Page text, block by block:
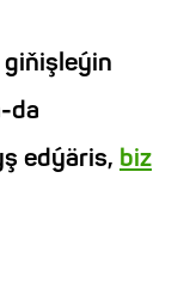
da
edýäris, biz